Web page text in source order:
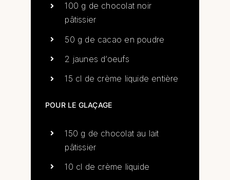
100 g de chocolat noir
pâtissier
50 g de cacao en poudre
2 jaunes d’oeufs
15 cl de crème liquide entière
POUR LE GLAÇAGE
150 g de chocolat au lait
pâtissier
10 cl de crème liquide